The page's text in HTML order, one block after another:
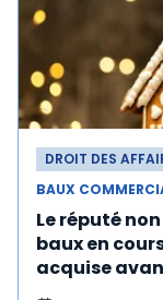
DROIT DES
BAUX
Le réputé
baux en
acquise